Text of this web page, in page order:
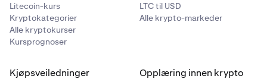
Litecoin-kurs
Kryptokategorier
Alle kryptokurser
Kursprognoser
LTC til USD
Alle krypto-markeder
Kjøpsveiledninger Opplæring innen krypto